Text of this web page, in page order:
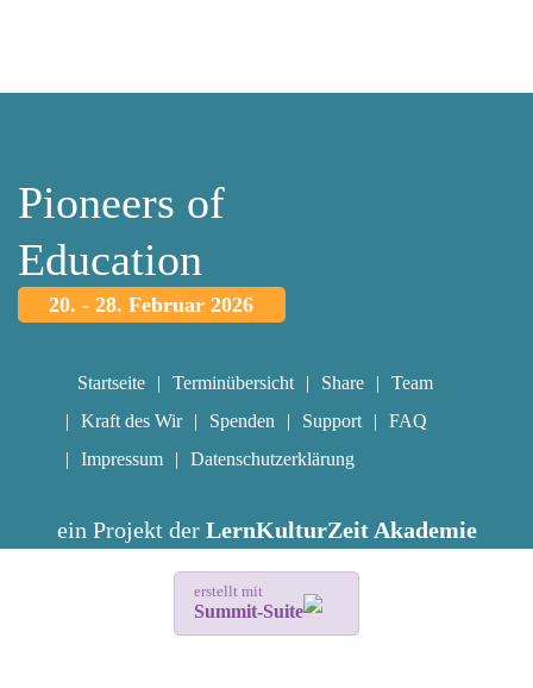
Pioneers of
Education
20. - 28. Februar 2026
Startseite Terminübersicht Share
Team
Kraft des Wir
Spenden Support
FAQ
Impressum
Datenschutzerklärung
ein Projekt der LernKulturZeit Akademie
erstellt mit
Summit-Suite